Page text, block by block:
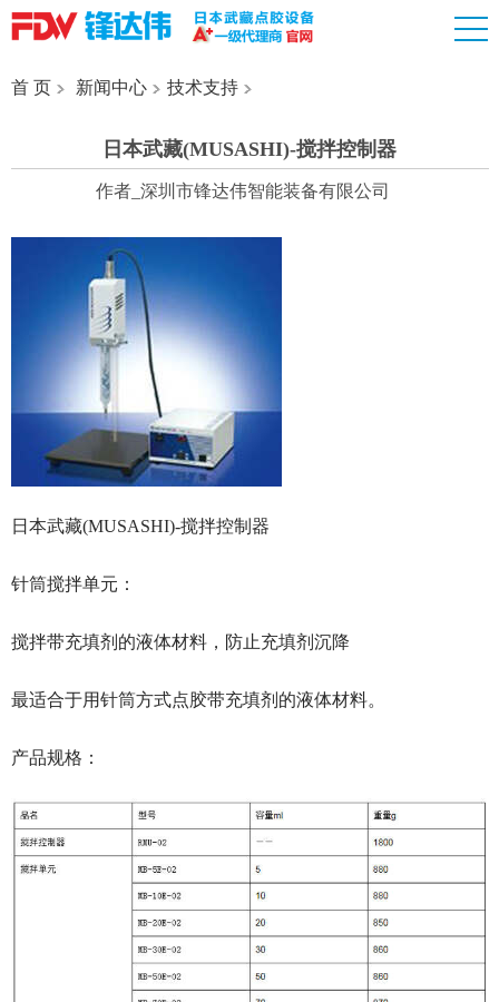
首 页 新闻中心 技术支持
日本武藏(MUSASHI)-搅拌控制器
作者_深圳市锋达伟智能装备有限公司
日本武藏(MUSASHI)-搅拌控制器
针筒搅拌单元：
搅拌带充填剂的液体材料，防止充填剂沉降
最适合于用针筒方式点胶带充填剂的液体材料。
产品规格：